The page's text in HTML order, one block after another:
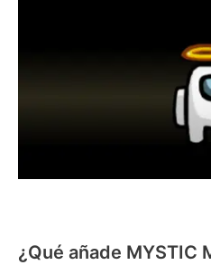
¿Qué añade MYSTIC